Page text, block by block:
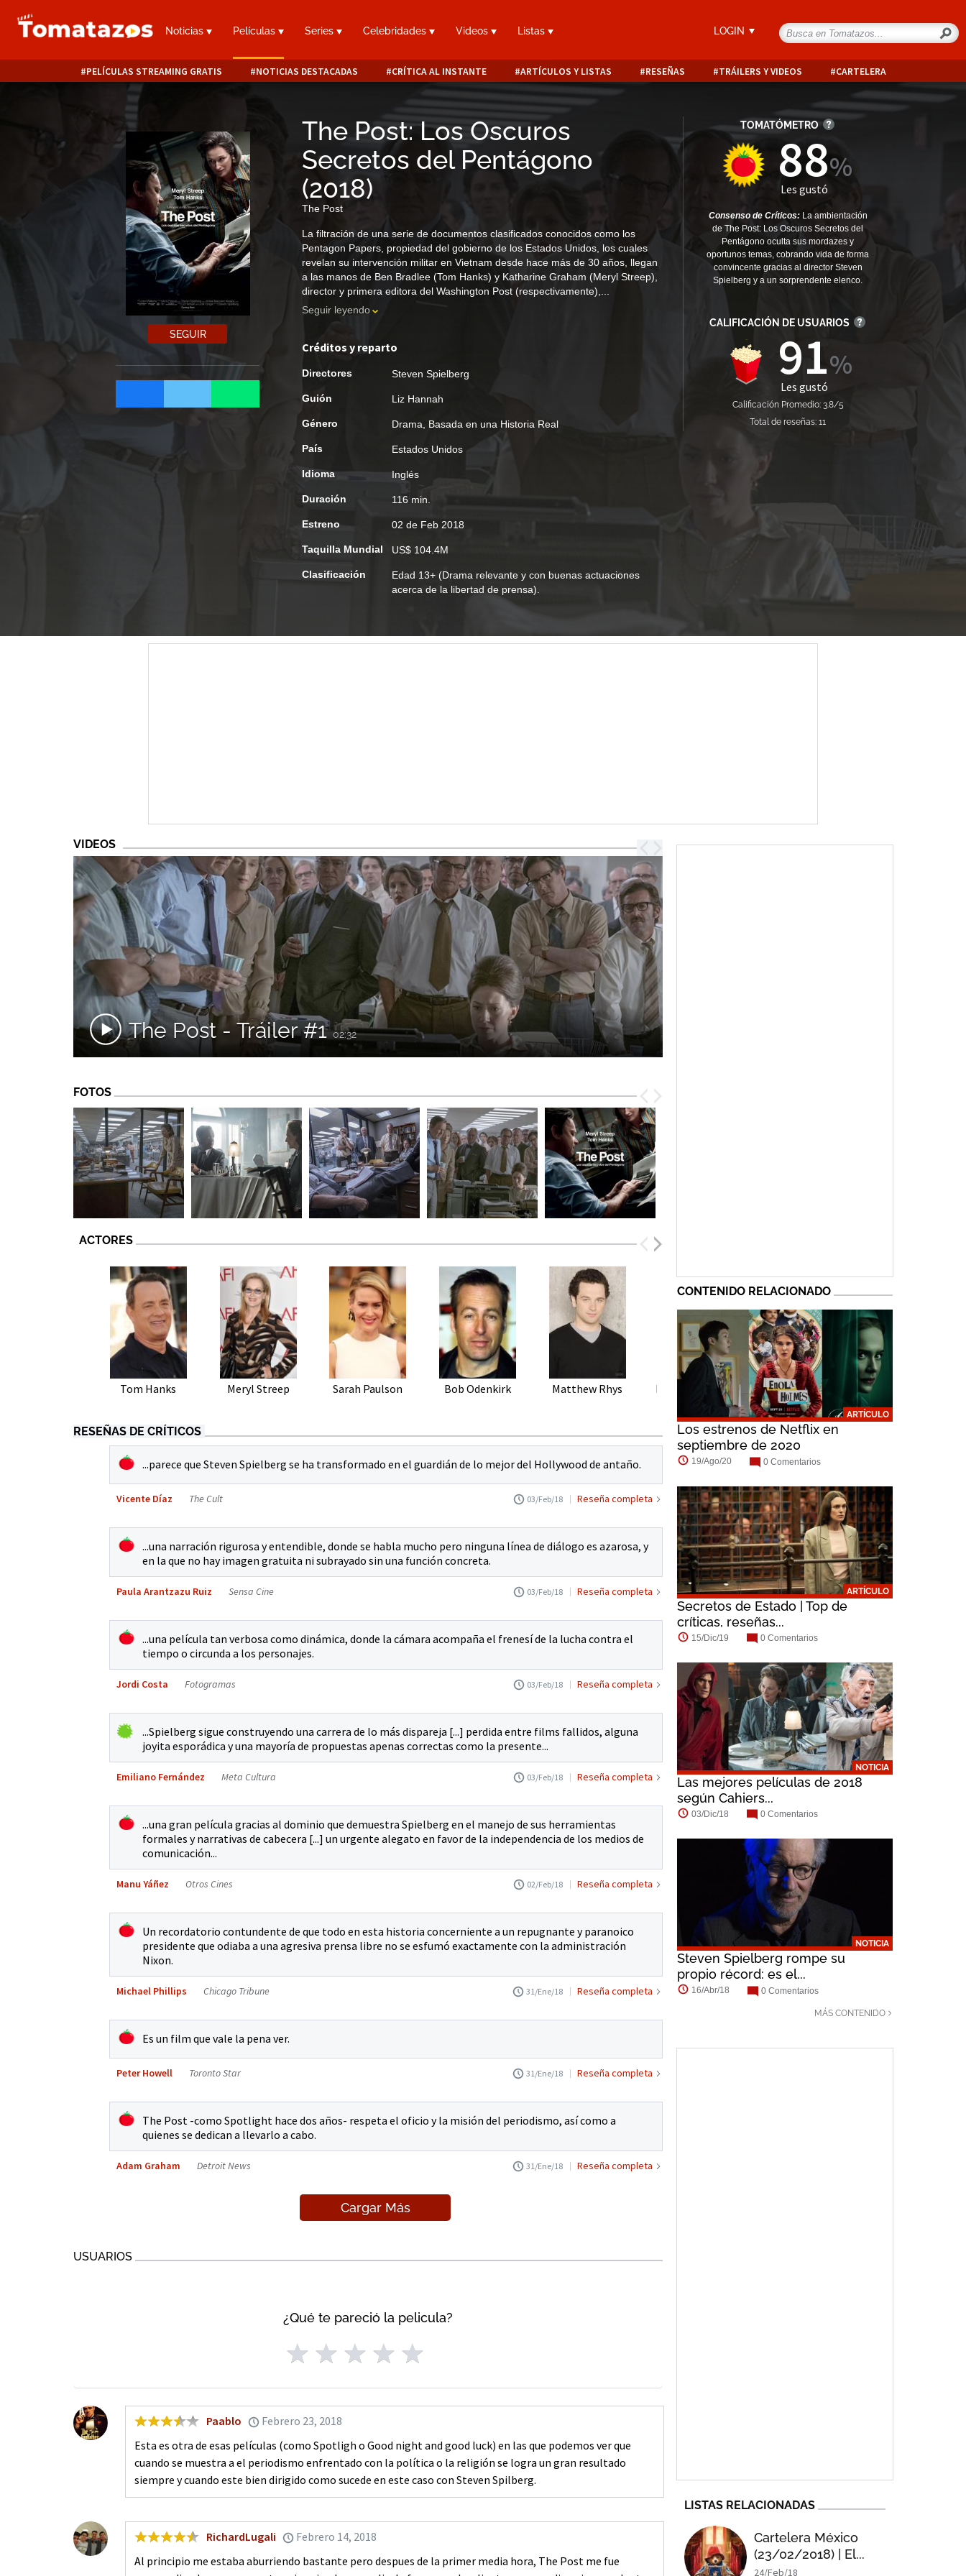
Noticias Películas Series Celebridades Videos Listas LOGIN
PELÍCULAS STREAMING GRATIS NOTICIAS DESTACADAS CRÍTICA AL INSTANTE ARTÍCULOS Y LISTAS RESEÑAS TRÁILERS Y VIDEOS CARTELERA
SEGUIR
The Post: Los Oscuros
Secretos del Pentágono
(2018)
The Post
La filtración de una serie de documentos clasificados conocidos como los
Pentagon Papers, propiedad del gobierno de los Estados Unidos, los cuales
revelan su intervención militar en Vietnam desde hace más de 30 años, llegan
a las manos de Ben Bradlee (Tom Hanks) y Katharine Graham (Meryl Streep),
director y primera editora del Washington Post (respectivamente),...
Seguir leyendo
Créditos y reparto
Directores Steven Spielberg
Guión Liz Hannah
Género Drama Basada en una Historia Real
País Estados Unidos
Idioma Inglés
Duración 116 min.
Estreno 02 de Feb 2018
Taquilla Mundial US$ 104.4M
Clasificación Edad 13+ (Drama relevante y con buenas actuaciones
acerca de la libertad de prensa).
TOMATÓMETRO
88
Les gustó
Consenso de Críticos: La ambientación
de The Post: Los Oscuros Secretos del
Pentágono oculta sus mordazes y
oportunos temas, cobrando vida de forma
convincente gracias al director Steven
Spielberg y a un sorprendente elenco.
CALIFICACIÓN DE USUARIOS
91
Les gustó
Calificación Promedio: 3.8/5
Total de reseñas: 11
VIDEOS
The Post - Tráiler #102:32
FOTOS
ACTORES
Tom Hanks Meryl Streep Sarah Paulson Bob Odenkirk Matthew Rhys Bradley Whitford Carrie Coon
RESEÑAS DE CRÍTICOS
...parece que Steven Spielberg se ha transformado en el guardián de lo mejor del Hollywood de antaño.
Vicente Díaz The Cult 03/Feb/18 Reseña completa
...una narración rigurosa y entendible, donde se habla mucho pero ninguna línea de diálogo es azarosa, y
en la que no hay imagen gratuita ni subrayado sin una función concreta.
Paula Arantzazu Ruiz Sensa Cine 03/Feb/18 Reseña completa
...una película tan verbosa como dinámica, donde la cámara acompaña el frenesí de la lucha contra el
tiempo o circunda a los personajes.
Jordi Costa Fotogramas 03/Feb/18 Reseña completa
...Spielberg sigue construyendo una carrera de lo más dispareja [...] perdida entre films fallidos, alguna
joyita esporádica y una mayoría de propuestas apenas correctas como la presente...
Emiliano Fernández Meta Cultura 03/Feb/18 Reseña completa
...una gran película gracias al dominio que demuestra Spielberg en el manejo de sus herramientas
formales y narrativas de cabecera [...] un urgente alegato en favor de la independencia de los medios de
comunicación...
Manu Yáñez Otros Cines 02/Feb/18 Reseña completa
Un recordatorio contundente de que todo en esta historia concerniente a un repugnante y paranoico
presidente que odiaba a una agresiva prensa libre no se esfumó exactamente con la administración
Nixon.
Michael Phillips Chicago Tribune 31/Ene/18 Reseña completa
Es un film que vale la pena ver.
Peter Howell Toronto Star 31/Ene/18 Reseña completa
The Post -como Spotlight hace dos años- respeta el oficio y la misión del periodismo, así como a
quienes se dedican a llevarlo a cabo.
Adam Graham Detroit News 31/Ene/18 Reseña completa
Cargar Más
USUARIOS
¿Qué te pareció la pelicula?
Paablo
Febrero 23, 2018
Esta es otra de esas películas (como Spotligh o Good night and good luck) en las que podemos ver que
cuando se muestra a el periodismo enfrentado con la política o la religión se logra un gran resultado
siempre y cuando este bien dirigido como sucede en este caso con Steven Spilberg.
RichardLugali
Febrero 14, 2018
Al principio me estaba aburriendo bastante pero despues de la primer media hora, The Post me fue
CONTENIDO RELACIONADO
ARTÍCULO
Los estrenos de Netflix en
septiembre de 2020
19/Ago/20 0 Comentarios
ARTÍCULO
Secretos de Estado | Top de
críticas, reseñas...
15/Dic/19 0 Comentarios
NOTICIA
Las mejores películas de 2018
según Cahiers...
03/Dic/18 0 Comentarios
NOTICIA
Steven Spielberg rompe su
propio récord: es el...
16/Abr/18 0 Comentarios
MÁS CONTENIDO
LISTAS RELACIONADAS
Cartelera México
(23/02/2018) | El...
24/Feb/18